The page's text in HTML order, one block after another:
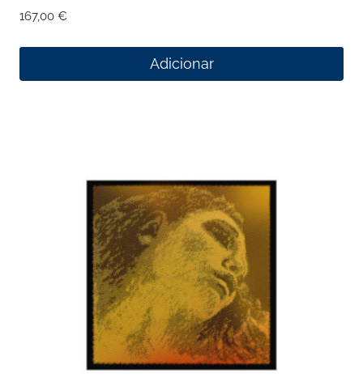
167,00 €
Adicionar